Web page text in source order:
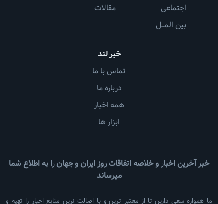
خبر آخرین اخبار و خلاصه اتفاقات روز ایران و جهان را به اطلاع شما
میرساند
ما همواره سعی دارین تا از معتبر ترین و با اصالت ترین منابع اخبار را تهیه و
خبر لند
تماس با ما
درباره ما
همه اخبار
ابزار ها
اجتماعی
بین الملل
مقالات